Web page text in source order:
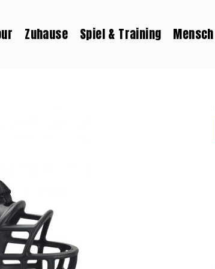
Zuhause Spiel & Training Mensch